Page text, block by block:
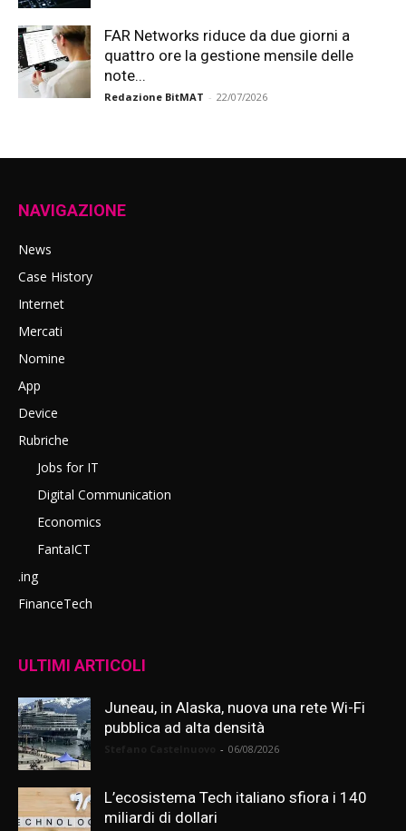
FAR Networks riduce da due giorni a
quattro ore la gestione mensile delle
note...
Redazione BitMAT - 22/07/2026
NAVIGAZIONE
News
Case History
Internet
Mercati
Nomine
App
Device
Rubriche
Jobs for IT
Digital Communication
Economics
FantaICT
.ing
FinanceTech
ULTIMI ARTICOLI
Juneau, in Alaska, nuova una rete Wi-Fi
pubblica ad alta densità
- 06/08/2026
L’ecosistema Tech italiano sfiora i 140
miliardi di dollari